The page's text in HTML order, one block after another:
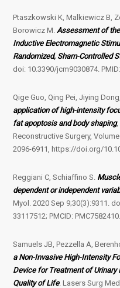
Ptaszkowski K, Malkiewicz B,
Borowicz M.Assessment of
Inductive Electromagnetic
Randomized, Sham-Controlled
doi: 10.3390/jcm9030874.
Qige Guo, Qing Pei, Jiying
application of high-intensity
fat apoptosis and body shaping
Reconstructive Surgery,
2096-6911, https://doi.org/
Reggiani C, Schiaffino S.
dependent or independent
Myol. 2020 Sep 9;30(3):9311.
33117512; PMCID: PMC7582410.
Samuels JB, Pezzella A,
a Non-Invasive High-Intensity
Device for Treatment of
Quality of Life. Lasers Surg